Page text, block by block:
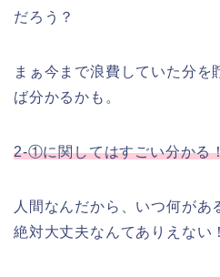
だろう？
まぁ今まで浪費していた分を
ば分かるかも。
2-①に関してはすごい分かる
人間なんだから、いつ何があ
絶対大丈夫なんてありえない！